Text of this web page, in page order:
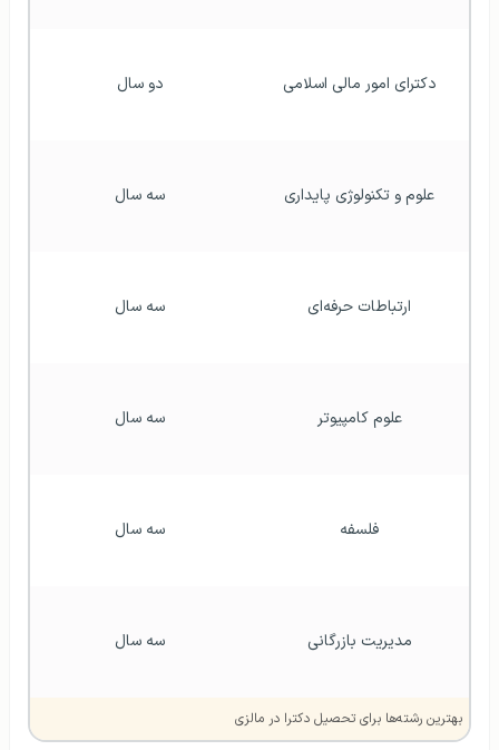
دکترای امور مالی اسلامی دو سال
علوم و تکنولوژی پایداری سه سال
ارتباطات حرفه‌ای سه سال
علوم کامپیوتر سه سال
فلسفه سه سال
مدیریت بازرگانی سه سال
بهترین رشته‌ها برای تحصیل دکترا در مالزی